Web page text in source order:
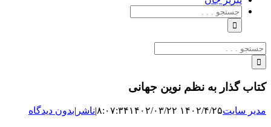
جستجو
برای:
جستجو
برای:
کتاب گذار به نظم نوین جهانی
مدیر سایت۱۴۰۲/۴/۲۵ ۸:۰۷:۳۴ ۱۴۰۲/۰۳/۲۲ |ناشر |بدون دیدگاه